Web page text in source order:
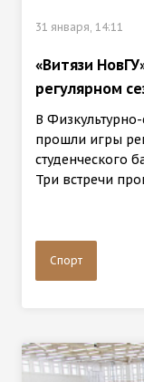
31 января, 14:11
«Витязи
регулярном
В
прошли игры
студенческого
Три встречи
Спорт